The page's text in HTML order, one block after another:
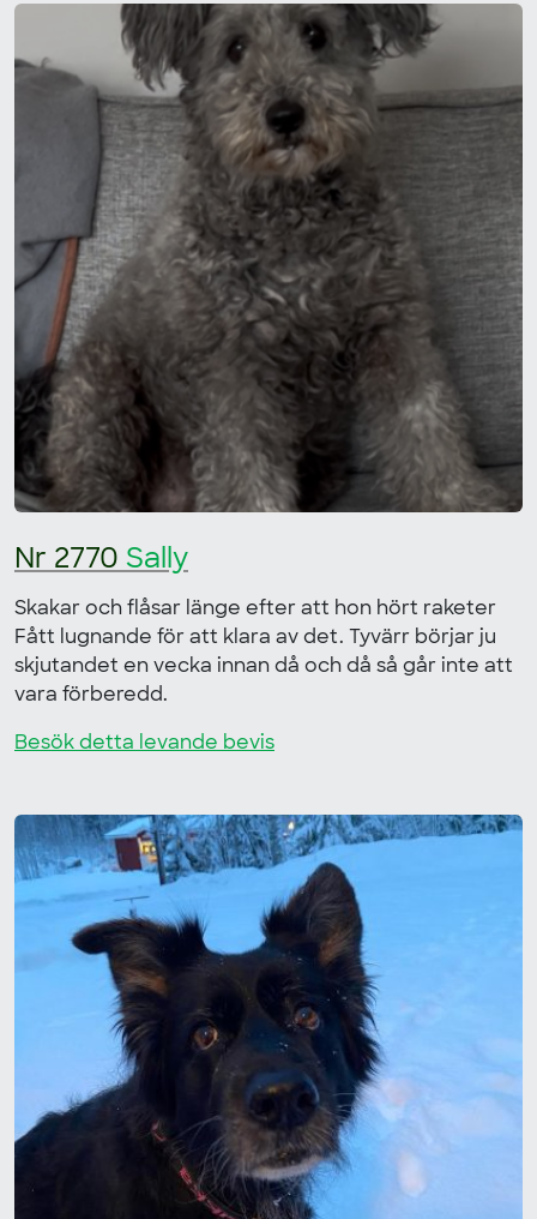
Nr 2770 Sally
Skakar och flåsar länge efter att hon hört raketer
Fått lugnande för att klara av det. Tyvärr börjar ju
skjutandet en vecka innan då och då så går inte att
vara förberedd.
Besök detta levande bevis